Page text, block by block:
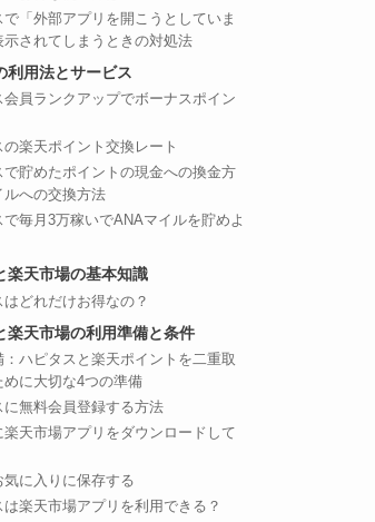
で「外部アプリを開こうとしていま
示されてしまうときの対処法
利用法とサービス
会員ランクアップでボーナスポイン
の楽天ポイント交換レート
で貯めたポイントの現金への換金方
ルへの交換方法
で毎月3万稼いでANAマイルを貯めよ
楽天市場の基本知識
はどれだけお得なの？
楽天市場の利用準備と条件
：ハピタスと楽天ポイントを二重取
めに大切な4つの準備
に無料会員登録する方法
楽天市場アプリをダウンロードして
気に入りに保存する
は楽天市場アプリを利用できる？